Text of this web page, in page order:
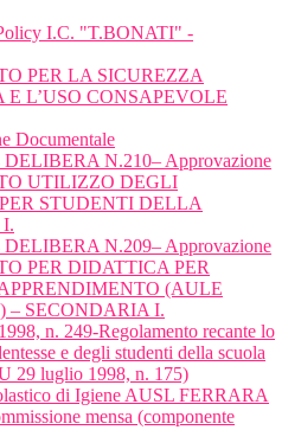
I.C. "T.BONATI" -
PER LA SICUREZZA
L’USO CONSAPEVOLE
Documentale
DELIBERA N.210– Approvazione
UTILIZZO DEGLI
STUDENTI DELLA
DELIBERA N.209– Approvazione
PER DIDATTICA PER
(AULE
– SECONDARIA I.
n. 249-Regolamento recante lo
e degli studenti della scuola
29 luglio 1998, n. 175)
di Igiene AUSL FERRARA
mensa (componente